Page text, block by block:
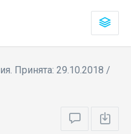
Принята: 29.10.2018 /